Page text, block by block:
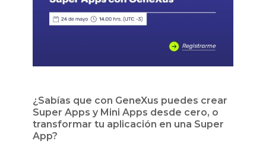
¿Sabías que con GeneXus puedes crear
Super Apps y Mini Apps desde cero, o
transformar tu aplicación en una Super
App?